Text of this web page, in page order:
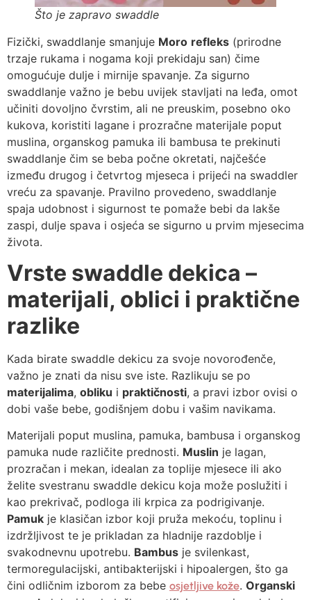
Što je zapravo swaddle
Fizički, swaddlanje smanjuje Moro refleks (prirodne
trzaje rukama i nogama koji prekidaju san) čime
omogućuje dulje i mirnije spavanje. Za sigurno
swaddlanje važno je bebu uvijek stavljati na leđa, omot
učiniti dovoljno čvrstim, ali ne preuskim, posebno oko
kukova, koristiti lagane i prozračne materijale poput
muslina, organskog pamuka ili bambusa te prekinuti
swaddlanje čim se beba počne okretati, najčešće
između drugog i četvrtog mjeseca i prijeći na swaddler
vreću za spavanje. Pravilno provedeno, swaddlanje
spaja udobnost i sigurnost te pomaže bebi da lakše
zaspi, dulje spava i osjeća se sigurno u prvim mjesecima
života.
Vrste swaddle dekica –
materijali, oblici i praktične
razlike
Kada birate swaddle dekicu za svoje novorođenče,
važno je znati da nisu sve iste. Razlikuju se po
materijalima, obliku i praktičnosti, a pravi izbor ovisi o
dobi vaše bebe, godišnjem dobu i vašim navikama.
Materijali poput muslina, pamuka, bambusa i organskog
pamuka nude različite prednosti. Muslin je lagan,
prozračan i mekan, idealan za toplije mjesece ili ako
želite svestranu swaddle dekicu koja može poslužiti i
kao prekrivač, podloga ili krpica za podrigivanje.
Pamuk je klasičan izbor koji pruža mekoću, toplinu i
izdržljivost te je prikladan za hladnije razdoblje i
svakodnevnu upotrebu. Bambus je svilenkast,
termoregulacijski, antibakterijski i hipoalergen, što ga
čini odličnim izborom za bebe osjetljive kože. Organski